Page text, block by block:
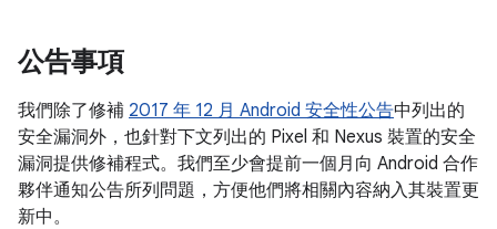
公告事項
我們除了修補 2017 年 12 月 Android 安全性公告中列出的
安全漏洞外，也針對下文列出的 Pixel 和 Nexus 裝置的安全
漏洞提供修補程式。我們至少會提前一個月向 Android 合作
夥伴通知公告所列問題，方便他們將相關內容納入其裝置更
新中。